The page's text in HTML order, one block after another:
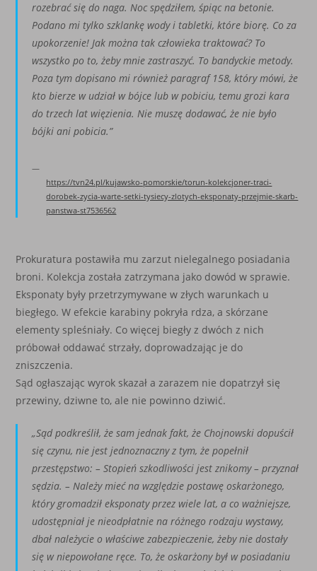
rozebrać się do naga. Noc spędziłem, śpiąc na betonie.
Podano mi tylko szklankę wody i tabletki, które biorę. Co za
upokorzenie! Jak można tak człowieka traktować? To
wszystko po to, żeby mnie zastraszyć. To bandyckie metody.
Poza tym dopisano mi również paragraf 158, który mówi, że
kto bierze w udział w bójce lub w pobiciu, temu grozi kara
do trzech lat więzienia. Nie muszę dodawać, że nie było
bójki ani pobicia.”
https://tvn24.pl/kujawsko-pomorskie/torun-kolekcjoner-traci-
dorobek-zycia-warte-setki-tysiecy-zlotych-eksponaty-przejmie-skarb-
panstwa-st7536562
Prokuratura postawiła mu zarzut nielegalnego posiadania
broni. Kolekcja została zatrzymana jako dowód w sprawie.
Eksponaty były przetrzymywane w złych warunkach u
biegłego. W efekcie karabiny pokryła rdza, a skórzane
elementy spleśniały. Co więcej biegły z dwóch z nich
próbował oddawać strzały, doprowadzając je do
zniszczenia.
Sąd ogłaszając wyrok skazał a zarazem nie dopatrzył się
przewiny, dziwne to, ale nie powinno dziwić.
„Sąd podkreślił, że sam jednak fakt, że Chojnowski dopuścił
się czynu, nie jest jednoznaczny z tym, że popełnił
przestępstwo: – Stopień szkodliwości jest znikomy – przyznał
sędzia. – Należy mieć na względzie postawę oskarżonego,
który gromadził eksponaty przez wiele lat, a co ważniejsze,
udostępniał je nieodpłatnie na różnego rodzaju wystawy,
dbał należycie o właściwe zabezpieczenie, żeby nie dostały
się w niepowołane ręce. To, że oskarżony był w posiadaniu